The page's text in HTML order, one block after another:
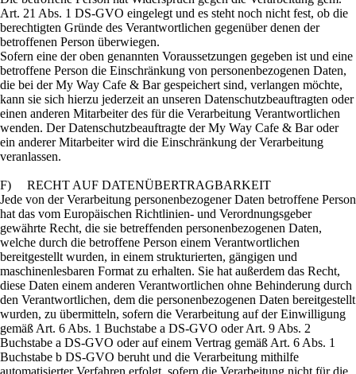
Art. 21 Abs. 1 DS-GVO eingelegt und es steht noch nicht fest, ob die
berechtigten Gründe des Verantwortlichen gegenüber denen der
betroffenen Person überwiegen.
Sofern eine der oben genannten Voraussetzungen gegeben ist und eine
betroffene Person die Einschränkung von personenbezogenen Daten,
die bei der My Way Cafe & Bar gespeichert sind, verlangen möchte,
kann sie sich hierzu jederzeit an unseren Datenschutzbeauftragten oder
einen anderen Mitarbeiter des für die Verarbeitung Verantwortlichen
wenden. Der Datenschutzbeauftragte der My Way Cafe & Bar oder
ein anderer Mitarbeiter wird die Einschränkung der Verarbeitung
veranlassen.
F) RECHT AUF DATENÜBERTRAGBARKEIT
Jede von der Verarbeitung personenbezogener Daten betroffene Person
hat das vom Europäischen Richtlinien- und Verordnungsgeber
gewährte Recht, die sie betreffenden personenbezogenen Daten,
welche durch die betroffene Person einem Verantwortlichen
bereitgestellt wurden, in einem strukturierten, gängigen und
maschinenlesbaren Format zu erhalten. Sie hat außerdem das Recht,
diese Daten einem anderen Verantwortlichen ohne Behinderung durch
den Verantwortlichen, dem die personenbezogenen Daten bereitgestellt
wurden, zu übermitteln, sofern die Verarbeitung auf der Einwilligung
gemäß Art. 6 Abs. 1 Buchstabe a DS-GVO oder Art. 9 Abs. 2
Buchstabe a DS-GVO oder auf einem Vertrag gemäß Art. 6 Abs. 1
Buchstabe b DS-GVO beruht und die Verarbeitung mithilfe
automatisierter Verfahren erfolgt, sofern die Verarbeitung nicht für die